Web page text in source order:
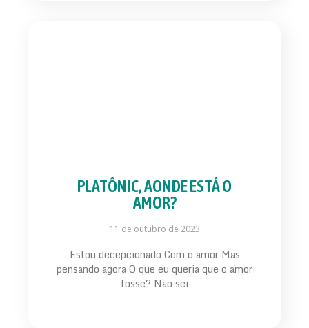
PLATÔNIC, AONDE ESTÁ O
AMOR?
11 de outubro de 2023
Estou decepcionado Com o amor Mas
pensando agora O que eu queria que o amor
fosse? Não sei